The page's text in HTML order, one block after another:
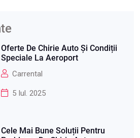
Oferte De Chirie Auto Și Condiții
Speciale La Aeroport
Carrental
5 Iul. 2025
Cele Mai Bune Soluții Pentru